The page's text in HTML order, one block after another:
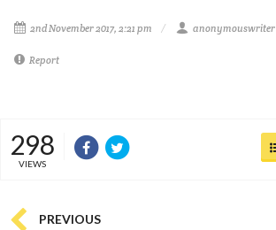
2nd November 2017, 2:21 pm anonymouswriter
Report
298
VIEWS
PREVIOUS